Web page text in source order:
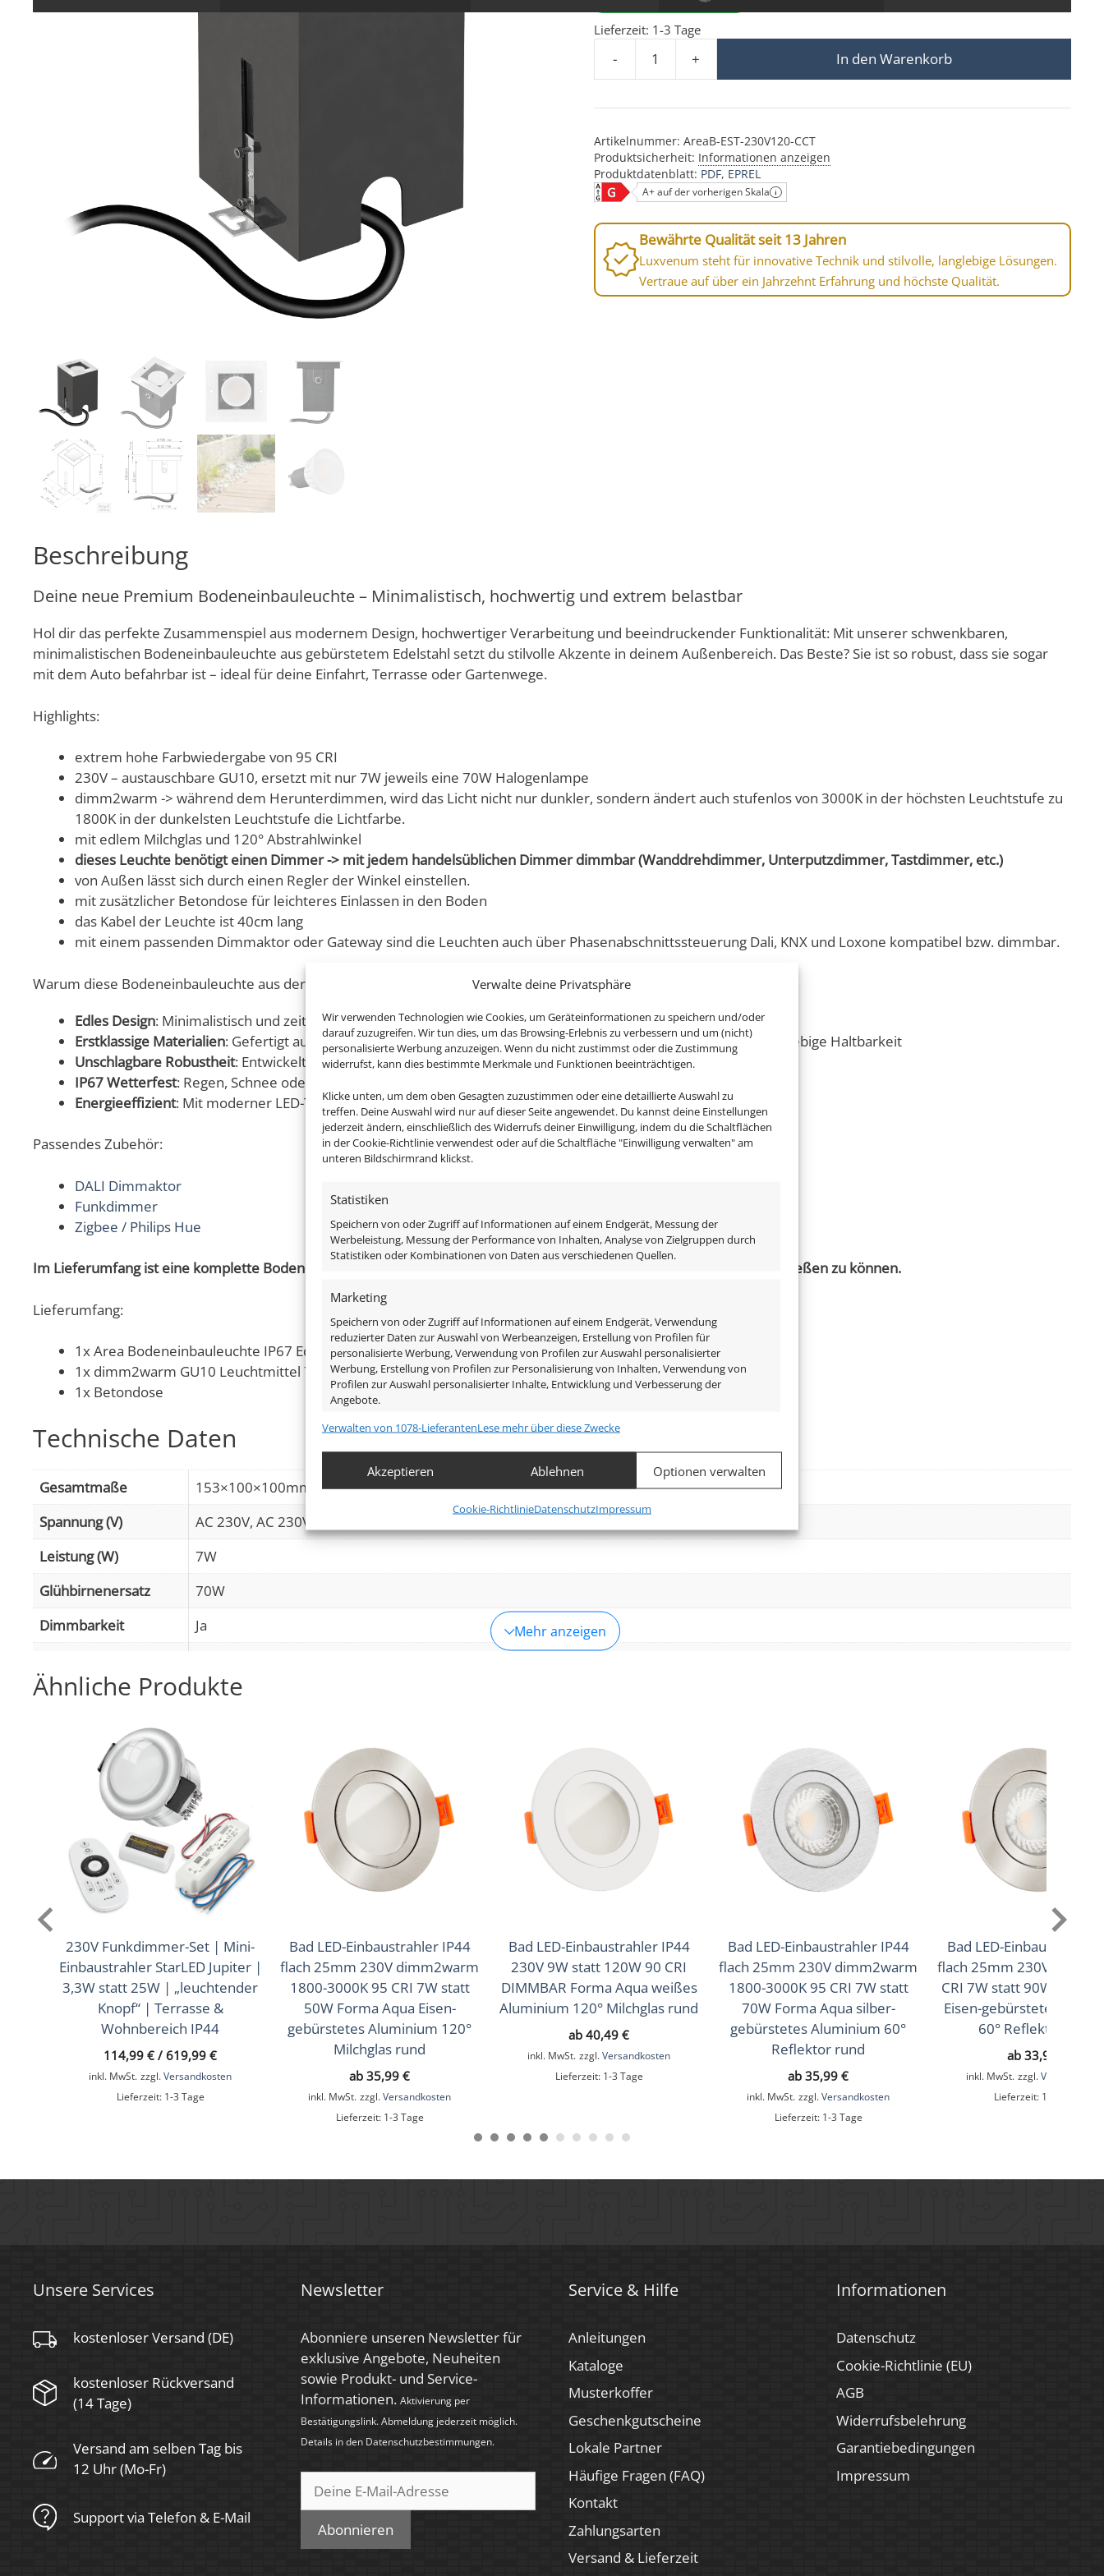
Verwalte deine Privatsphäre
Wir verwenden Technologien wie Cookies, um Geräteinformationen zu speichern und/oder
darauf zuzugreifen. Wir tun dies, um das Browsing-Erlebnis zu verbessern und um (nicht)
personalisierte Werbung anzuzeigen. Wenn du nicht zustimmst oder die Zustimmung
widerrufst, kann dies bestimmte Merkmale und Funktionen beeinträchtigen.
Klicke unten, um dem oben Gesagten zuzustimmen oder eine detaillierte Auswahl zu
treffen. Deine Auswahl wird nur auf dieser Seite angewendet. Du kannst deine Einstellungen
jederzeit ändern, einschließlich des Widerrufs deiner Einwilligung, indem du die Schaltflächen
in der Cookie-Richtlinie verwendest oder auf die Schaltfläche "Einwilligung verwalten" am
unteren Bildschirmrand klickst.
Statistiken
Speichern von oder Zugriff auf Informationen auf einem Endgerät, Messung der
Werbeleistung, Messung der Performance von Inhalten, Analyse von Zielgruppen durch
Statistiken oder Kombinationen von Daten aus verschiedenen Quellen.
Marketing
Speichern von oder Zugriff auf Informationen auf einem Endgerät, Verwendung
reduzierter Daten zur Auswahl von Werbeanzeigen, Erstellung von Profilen für
personalisierte Werbung, Verwendung von Profilen zur Auswahl personalisierter
Werbung, Erstellung von Profilen zur Personalisierung von Inhalten, Verwendung von
Profilen zur Auswahl personalisierter Inhalte, Entwicklung und Verbesserung der
Angebote.
Abgleichung und Kombination von Daten aus unterschiedlichen Quellen,
Verknüpfung verschiedener Endgeräte, Identifikation von Endgeräten
Gewährleistung der Sicherheit, Verhinderung und Aufdeckung von
Werbung und Inhalten.
Verwalten von 1078-LieferantenLese mehr über diese Zwecke
Akzeptieren Ablehnen Optionen verwalten
Cookie-RichtlinieDatenschutzImpressum
Lieferzeit: 1-3 Tage
-
Bodeneinbauleuchte Area 230V | IP67 & 7W | dimm2warm | 95 CRI | 120°
+ In den Warenkorb
Artikelnummer: AreaB-EST-230V120-CCT
Produktsicherheit: Informationen anzeigen
Produktdatenblatt: PDF EPREL
A+ auf der vorherigen Skala
Bewährte Qualität seit 13 Jahren
Luxvenum steht für innovative Technik und stilvolle, langlebige Lösungen.
Vertraue auf über ein Jahrzehnt Erfahrung und höchste Qualität.
Beschreibung
Deine neue Premium Bodeneinbauleuchte – Minimalistisch, hochwertig und extrem belastbar
Hol dir das perfekte Zusammenspiel aus modernem Design, hochwertiger Verarbeitung und beeindruckender Funktionalität: Mit unserer schwenkbaren,
minimalistischen Bodeneinbauleuchte aus gebürstetem Edelstahl setzt du stilvolle Akzente in deinem Außenbereich. Das Beste? Sie ist so robust, dass sie sogar
mit dem Auto befahrbar ist – ideal für deine Einfahrt, Terrasse oder Gartenwege.
Highlights:
extrem hohe Farbwiedergabe von 95 CRI
230V – austauschbare GU10, ersetzt mit nur 7W jeweils eine 70W Halogenlampe
dimm2warm -> während dem Herunterdimmen, wird das Licht nicht nur dunkler, sondern ändert auch stufenlos von 3000K in der höchsten Leuchtstufe zu
1800K in der dunkelsten Leuchtstufe die Lichtfarbe.
mit edlem Milchglas und 120° Abstrahlwinkel
dieses Leuchte benötigt einen Dimmer -> mit jedem handelsüblichen Dimmer dimmbar (Wanddrehdimmer, Unterputzdimmer, Tastdimmer, etc.)
von Außen lässt sich durch einen Regler der Winkel einstellen.
mit zusätzlicher Betondose für leichteres Einlassen in den Boden
das Kabel der Leuchte ist 40cm lang
mit einem passenden Dimmaktor oder Gateway sind die Leuchten auch über Phasenabschnittssteuerung Dali, KNX und Loxone kompatibel bzw. dimmbar.
Warum diese Bodeneinbauleuchte aus der Area-Kollektion genau das Richtige für dich ist:
Edles Design: Minimalistisch und zeitlos – sie passt perfekt in jeden Außenbereich.
Erstklassige Materialien: Gefertigt aus gebürstetem Edelstahl für eine stilvolle Optik und Aluminium für eine langlebige Haltbarkeit
Unschlagbare Robustheit: Entwickelt, um selbst Fahrzeugen standzuhalten – perfekt für anspruchsvolle Bereiche.
IP67 Wetterfest: Regen, Schnee oder Sonneneinstrahlung – diese Leuchte macht alles mit.
Energieeffizient: Mit moderner LED-Technologie sparst du Strom und genießt trotzdem helles, angenehmes Licht.
Passendes Zubehör:
DALI Dimmaktor
Funkdimmer
Zigbee / Philips Hue
Im Lieferumfang ist eine komplette Bodendeinbauleuchte samt Leuchtmittel enthalten um diese direkt an 230V anschließen zu können.
Lieferumfang:
1x Area Bodeneinbauleuchte IP67 Edelstahl gebürstet
1x dimm2warm GU10 Leuchtmittel 7W
1x Betondose
Technische Daten
Gesamtmaße
153×100×100mm
Spannung (V)
AC 230V, AC 230V (ohne Trafo)
Leistung (W)
7W
Glühbirnenersatz
70W
Dimmbarkeit
Ja
Lichtstrom (Lumen)
460lm
Lichtfarbtemperatur
Farbwiedergabe (CRI /
95
Schutzklasse (IP)
IP67
Mittlere Lebensdauer
35.000 Std.
Schwenkbar
Ja
Material
Aluminium, Edelstahl
Sockel
GU10
Schaltzyklen
> 15.000
< 1,00 Sek.
Zündzeit
< 0,5 Sek.
Farbkonsistenz
< 6 SDCM
Herstellergarantie
Mehr anzeigen
Ähnliche Produkte
230V Funkdimmer-Set | Mini-
Einbaustrahler StarLED Jupiter |
3,3W statt 25W | „leuchtender
Knopf“ | Terrasse &
Wohnbereich IP44
114,99 € / 619,99 €
inkl. MwSt. zzgl.Versandkosten
Lieferzeit: 1-3 Tage
Bad LED-Einbaustrahler IP44
flach 25mm 230V dimm2warm
1800-3000K 95 CRI 7W statt
50W Forma Aqua Eisen-
gebürstetes Aluminium 120°
Milchglas rund
ab 35,99 €
inkl. MwSt. zzgl.Versandkosten
Lieferzeit: 1-3 Tage
Bad LED-Einbaustrahler IP44
230V 9W statt 120W 90 CRI
DIMMBAR Forma Aqua weißes
Aluminium 120° Milchglas rund
ab 40,49 €
inkl. MwSt. zzgl.Versandkosten
Lieferzeit: 1-3 Tage
Bad LED-Einbaustrahler IP44
flach 25mm 230V dimm2warm
1800-3000K 95 CRI 7W statt
70W Forma Aqua silber-
gebürstetes Aluminium 60°
Reflektor rund
ab 35,99 €
inkl. MwSt. zzgl.Versandkosten
Lieferzeit: 1-3 Tage
Bad LED-Einbaustrahler
flach 25mm 230V
CRI 7W statt 90W Forma
Eisen-gebürstetes
60° Reflektor rund
ab 33,99
inkl. MwSt. zzgl.
Lieferzeit: 1-3 Tage
Unsere Services
kostenloser Versand (DE)
kostenloser Rückversand
(14 Tage)
Versand am selben Tag bis
12 Uhr (Mo-Fr)
Support via Telefon & E-Mail
Newsletter
Abonniere unseren Newsletter für
exklusive Angebote, Neuheiten
sowie Produkt- und Service-
Informationen. Aktivierung per
Bestätigungslink. Abmeldung jederzeit möglich.
Details in den Datenschutzbestimmungen.
Abonnieren
Service & Hilfe
Anleitungen
Kataloge
Musterkoffer
Geschenkgutscheine
Lokale Partner
Häufige Fragen (FAQ)
Kontakt
Zahlungsarten
Versand & Lieferzeit
Informationen
Datenschutz
Cookie-Richtlinie (EU)
AGB
Widerrufsbelehrung
Garantiebedingungen
Impressum